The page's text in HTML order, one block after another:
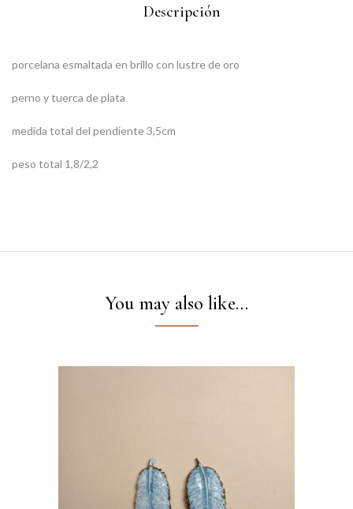
Descripción
porcelana esmaltada en brillo con lustre de oro
perno y tuerca de plata
medida total del pendiente 3,5cm
peso total 1,8/2,2
You may also like…